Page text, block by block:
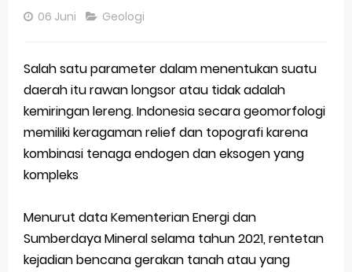
Pembahasan Soal OSN-K Geografi 2025 No 16-20
Pembahasan Soal OSN-K Geografi 2025 No 11-15
Pembahasan Soal OSN-K Geografi 2025 No 6-10
Pembahasan Soal OSN-K Geografi 2025 No 1-5
Bencana Banjir Bandang di Sumatra Salah Manusia
Gratis, Pre Test Online Calon Pejuang OSN Geografi 2026
06 Juni Geologi
Salah satu parameter dalam menentukan suatu
daerah itu rawan longsor atau tidak adalah
kemiringan lereng. Indonesia secara geomorfologi
memiliki keragaman relief dan topografi karena
kombinasi tenaga endogen dan eksogen yang
kompleks
Menurut data Kementerian Energi dan
Sumberdaya Mineral selama tahun 2021, rentetan
kejadian bencana gerakan tanah atau yang